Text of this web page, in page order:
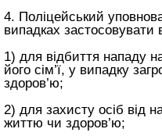
4. Поліцейський
випадках застосовувати
1) для відбиття нападу
його сім’ї, у випадку
здоров’ю;
2) для захисту осіб від
життю чи здоров’ю;